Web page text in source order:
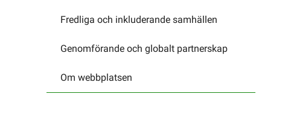
Fredliga och inkluderande samhällen
Genomförande och globalt partnerskap
Om webbplatsen